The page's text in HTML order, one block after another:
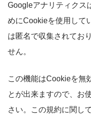
Googleアナリティクス
めにCookieを使用して
は匿名で収集されてお
せん。
この機能はCookieを無
とが出来ますので、お
さい。この規約に関し